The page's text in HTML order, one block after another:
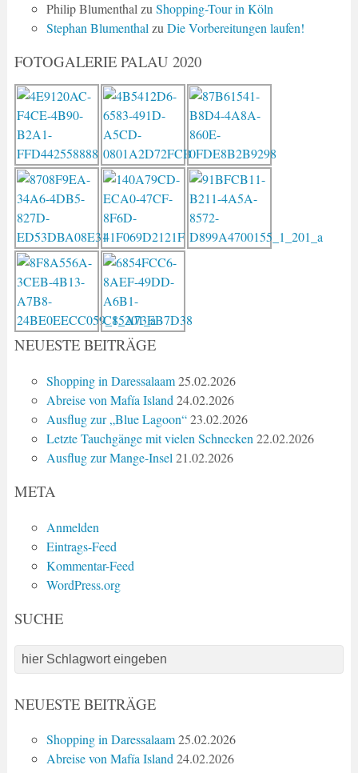
Philip Blumenthal zu Shopping-Tour in Köln
Stephan Blumenthal zu Die Vorbereitungen laufen!
FOTOGALERIE PALAU 2020
NEUESTE BEITRÄGE
Shopping in Daressalaam 25.02.2026
Abreise von Mafía Island 24.02.2026
Ausflug zur „Blue Lagoon“ 23.02.2026
Letzte Tauchgänge mit vielen Schnecken 22.02.2026
Ausflug zur Mange-Insel 21.02.2026
META
Anmelden
Eintrags-Feed
Kommentar-Feed
WordPress.org
SUCHE
NEUESTE BEITRÄGE
Shopping in Daressalaam 25.02.2026
Abreise von Mafía Island 24.02.2026